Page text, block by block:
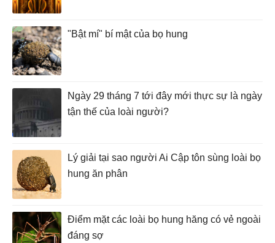
"Bật mí" bí mật của bọ hung
Ngày 29 tháng 7 tới đây mới thực sự là ngày
tận thế của loài người?
Lý giải tại sao người Ai Cập tôn sùng loài bọ
hung ăn phân
Điểm mặt các loài bọ hung hăng có vẻ ngoài
đáng sợ